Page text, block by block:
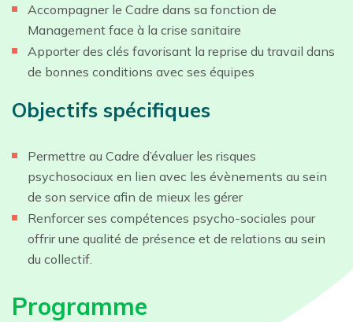
Accompagner le Cadre dans sa fonction de
Management face à la crise sanitaire
Apporter des clés favorisant la reprise du travail dans
de bonnes conditions avec ses équipes
Objectifs spécifiques
Permettre au Cadre d’évaluer les risques
psychosociaux en lien avec les évènements au sein
de son service afin de mieux les gérer
Renforcer ses compétences psycho-sociales pour
offrir une qualité de présence et de relations au sein
du collectif.
Programme